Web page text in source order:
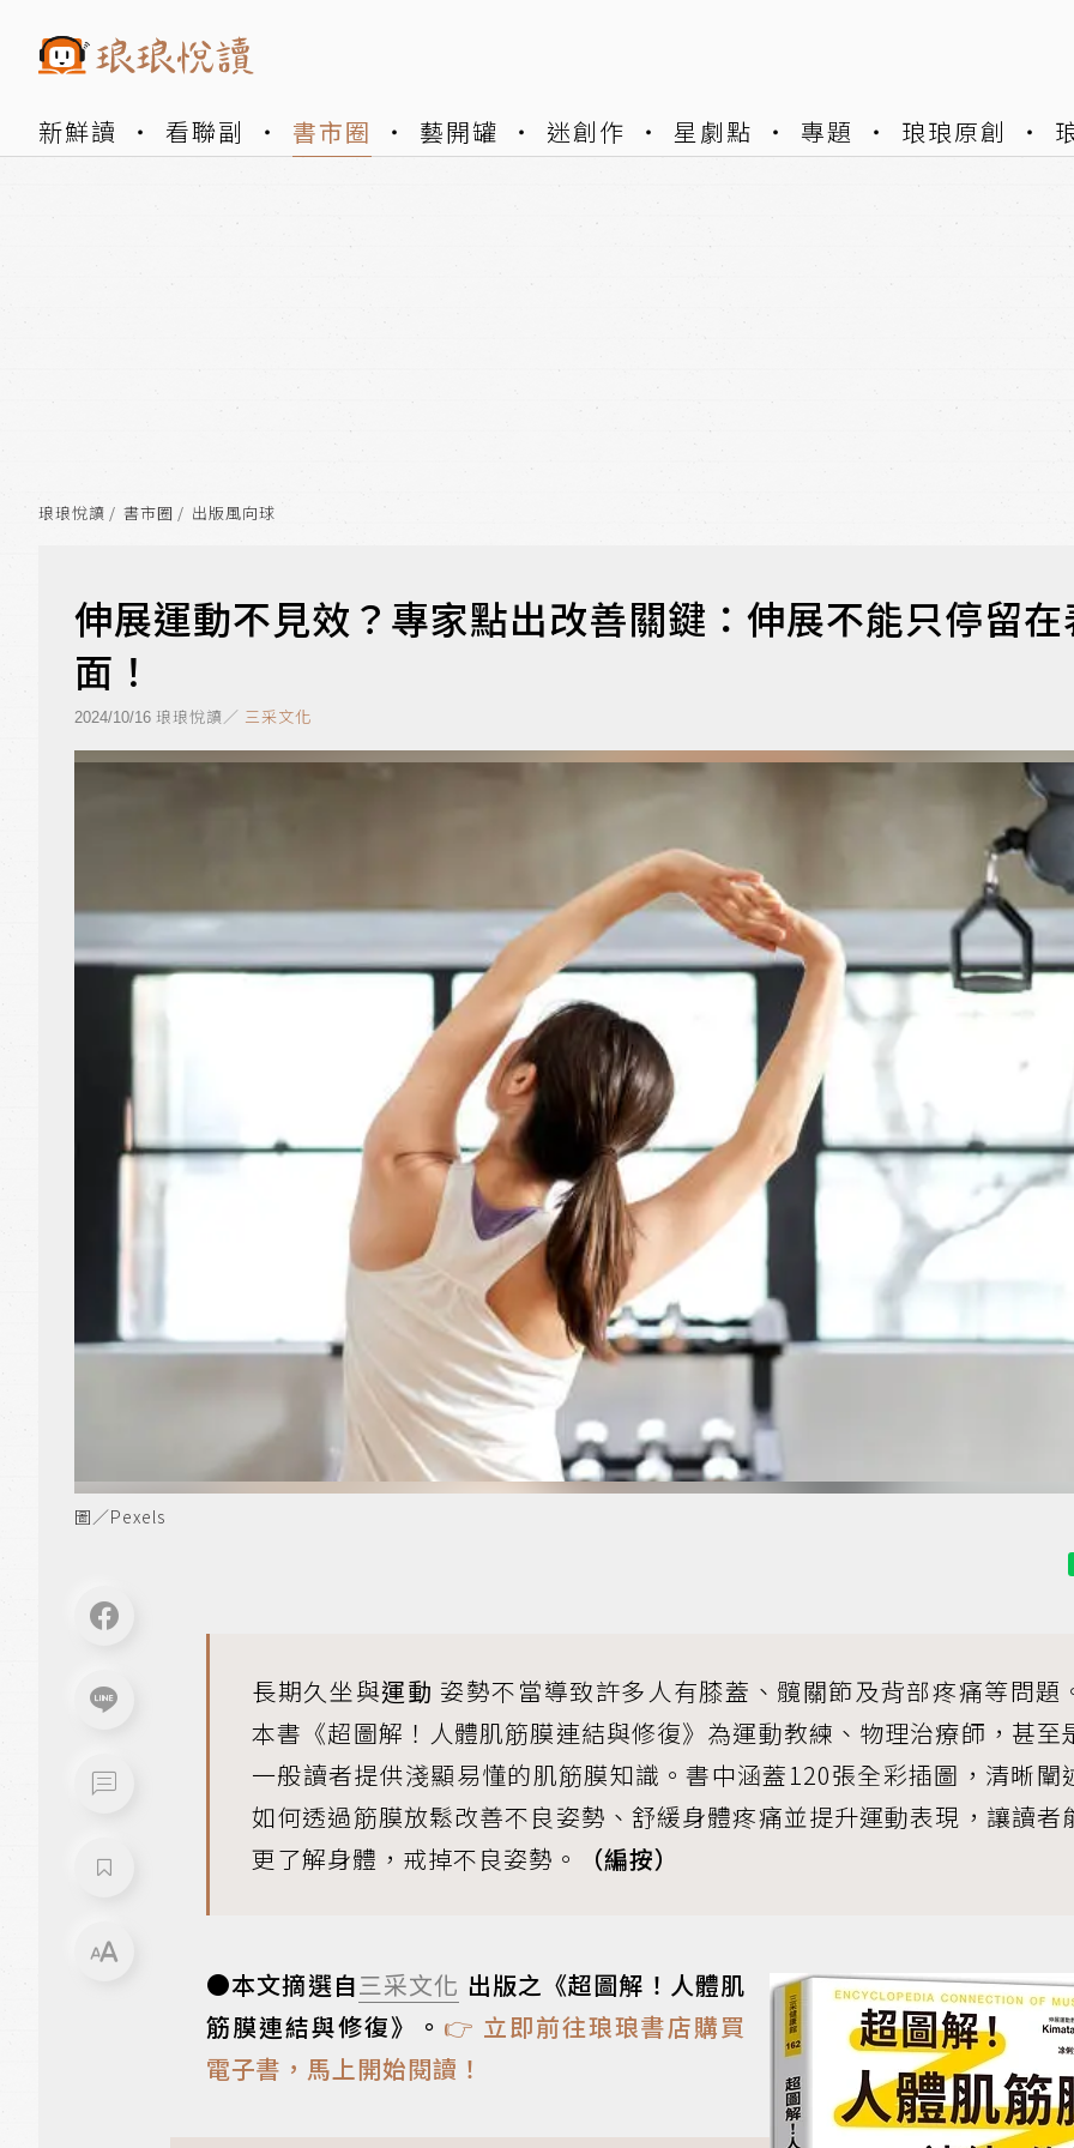
新鮮讀 看聯副 書市圈 藝開罐 迷創作 星劇點 專題 琅琅原創
琅琅悅讀 書市圈 出版風向球
伸展運動不見效？專家點出改善關鍵：伸展不能只停留
面！
2024/10/16 琅琅悅讀／ 三采文化
圖／Pexels
長期久坐與運動 姿勢不當導致許多人有膝蓋、髖關節及背部疼痛等問題
本書《超圖解！人體肌筋膜連結與修復》為運動教練、物理治療師，甚至
一般讀者提供淺顯易懂的肌筋膜知識。書中涵蓋120張全彩插圖，清晰闡
如何透過筋膜放鬆改善不良姿勢、舒緩身體疼痛並提升運動表現，讓讀者
更了解身體，戒掉不良姿勢。
（編按）
●本文摘選自三采文化 出版之《超圖解！人體肌
筋膜連結與修復》。 👉 立即前往琅琅書店購買
電子書，馬上開始閱讀！